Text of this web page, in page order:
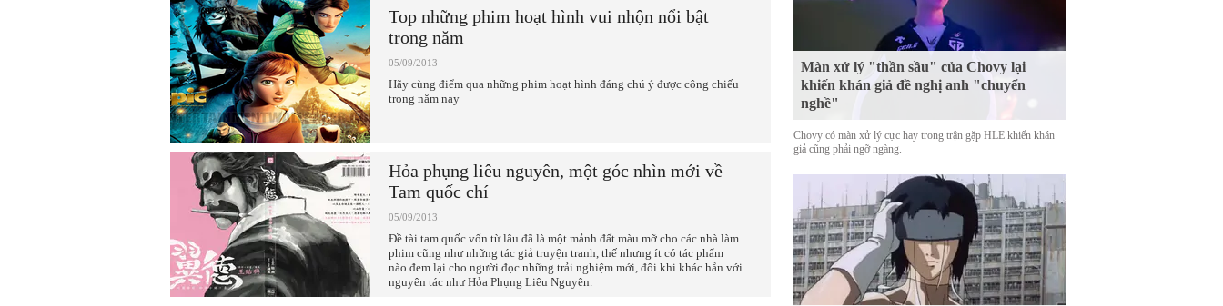
Top những phim hoạt hình vui nhộn nổi bật
trong năm
05/09/2013
Hãy cùng điểm qua những phim hoạt hình đáng chú ý được công chiếu
trong năm nay
Hỏa phụng liêu nguyên, một góc nhìn mới về
Tam quốc chí
05/09/2013
Đề tài tam quốc vốn từ lâu đã là một mảnh đất màu mỡ cho các nhà làm
phim cũng như những tác giả truyện tranh, thế nhưng ít có tác phẩm
nào đem lại cho người đọc những trải nghiệm mới, đôi khi khác hẵn với
nguyên tác như Hỏa Phụng Liêu Nguyên.
Màn xử lý "thần sầu" của Chovy lại
khiến khán giả đề nghị anh "chuyển
nghề"
Chovy có màn xử lý cực hay trong trận gặp HLE khiến khán
giả cũng phải ngỡ ngàng.